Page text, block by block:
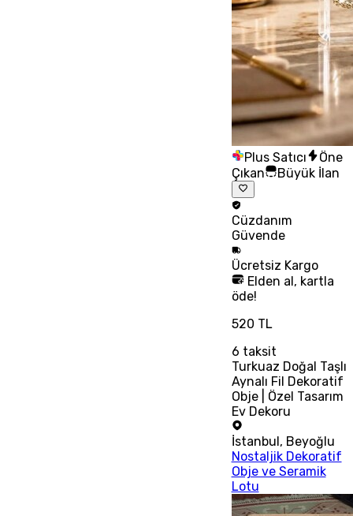
Plus Satıcı
Öne
Çıkan
Büyük İlan
Cüzdanım
Güvende
Ücretsiz Kargo
Elden al, kartla
öde!
520 TL
6 taksit
Turkuaz Doğal Taşlı
Aynalı Fil Dekoratif
Obje | Özel Tasarım
Ev Dekoru
İstanbul , Beyoğlu
Nostaljik Dekoratif
Obje ve Seramik
Lotu